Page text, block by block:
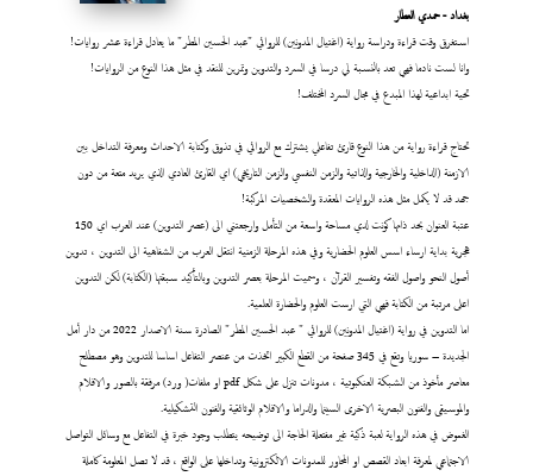
بغداد - حمدي العطار
استغرق وقت قراءة ودراسة رواية (اغتيال المدونين) للروائي "عبد الحسين المطر" ما يعادل قراءة عشر روايات!
وانا لست نادما فهي تعد بالنسبة لي درسا في السرد والتدوين وتمرين للنقد في مثل هذا النوع من الروايات!
تحية ابداعية لهذا المبدع في مجال السرد المختلف!
تحتاج قراءة رواية من هذا النوع قارئ تفاعلي يشترك مع الروائي في تذوق وكتابة الاحداث ومعرفة التداخل بين
الازمنة (الداخلية والخارجية والذاتية والزمن النفسي والزمن التاريخي) اي القارئ العادي الذي يريد متعة من دون
جهد قد لا يكمل مثل هذه الروايات المعقدة والشخصيات المركبة!
عتبة العنوان بحد ذاتها كونت لدي مساحة واسعة من التأمل وارجعتني الى (عصر التدوين) عند العرب اي 150
هجرية بداية ارساء اسس العلوم الحضارية وفي هذه المرحلة الزمنية انتقل العرب من الشفاهية الى التدوين ، تدوين
أصول النحو واصول الفقه وتفسير القرآن ، وسميت المرحلة بعصر التدوين وبالتأكيد سبقتها (الكتابة) لكن التدوين
اعلى مرتبة من الكتابة فهي التي ارست العلوم والحضارة العلمية.
اما التدوين في رواية (اغتيال المدونين) للروائي " عبد الحسين المطر" الصادرة سنة الاصدار 2022 من دار أمل
الجديدة – سوريا وتقع في 345 صفحة من القطع الكبير اتخذت من عنصر التفاعل اساسا للتدوين وهو مصطلح
معاصر مأخوذ من الشبكة العنكبوتية ، مدونات تنزل على شكل pdf او ملفات( ورد) مرفقة بالصور والافلام
والموسيقى والفنون البصرية الاخرى السينما والدراما والافلام الوثائقية والفنون التشكيلية.
الغموض في هذه الرواية لعبة ذكية غير مفتعلة الحاجة الى توضيحه يتطلب وجود خبرة في التفاعل مع وسائل التواصل
الاجتماعي لمعرفة ابعاد القصص او المحاور للمدونات الالكترونية وتداخلها على الواقع ، قد لا تصل المعلومة كاملة